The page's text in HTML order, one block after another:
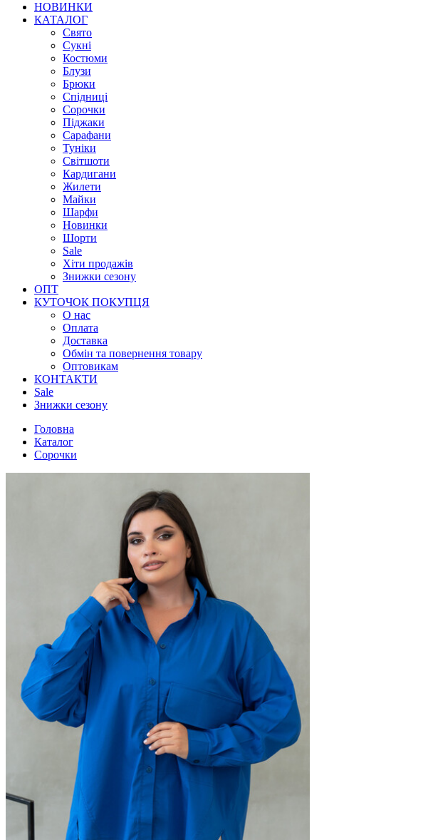
НОВИНКИ
КАТАЛОГ
Свято
Сукні
Костюми
Блузи
Брюки
Спідниці
Сорочки
Піджаки
Сарафани
Туніки
Світшоти
Кардигани
Жилети
Майки
Шарфи
Новинки
Шорти
Sale
Хіти продажів
Знижки сезону
ОПТ
КУТОЧОК ПОКУПЦЯ
О нас
Оплата
Доставка
Обмін та повернення товару
Оптовикам
КОНТАКТИ
Sale
Знижки сезону
Головна
Каталог
Сорочки